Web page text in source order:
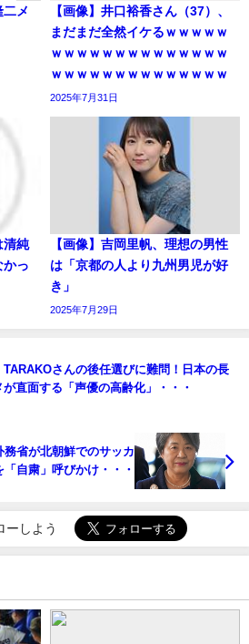
二メ
【画像】井口裕香さん（37）、
まだまだ全然イケるｗｗｗｗｗ
ｗｗｗｗｗｗｗｗｗｗｗｗｗｗ
ｗｗｗｗｗｗｗｗｗｗｗｗｗｗ
2025年7月31日
清純
かっ
【画像】吉岡里帆、理想の男性
は「京都の人より九州男児が好
き」
2025年7月29日
TARAKOさんの後任選びに難問！日本の長
が直面する「声優の高齢化」・・・
務省が北朝鮮でのサッカ
「自粛」呼びかけ・・・
ーしよう